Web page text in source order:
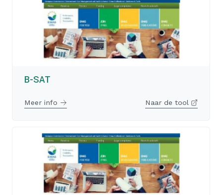
B-SAT
Meer info Naar de tool